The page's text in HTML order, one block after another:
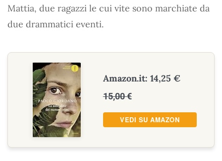
Mattia, due ragazzi le cui vite sono marchiate da
due drammatici eventi.
Amazon.it: 14,25 €
15,00 €
VEDI SU AMAZON